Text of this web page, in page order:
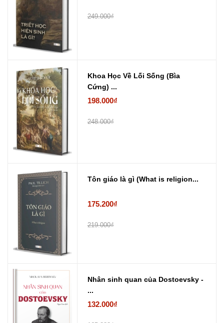
249.000₫
Khoa Học Về Lối Sống (Bìa
Cứng) ...
198.000₫
248.000₫
Tôn giáo là gì (What is religion...
175.200₫
219.000₫
Nhân sinh quan của Dostoevsky -
...
132.000₫